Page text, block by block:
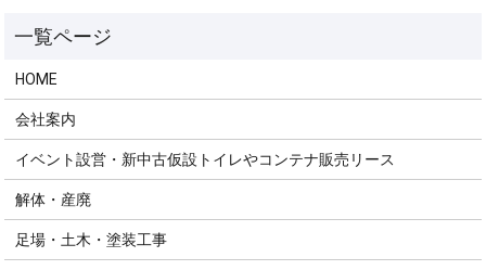
HOME
会社案内
イベント設営・新中古仮設トイレやコンテナ販売リース
解体・産廃
足場・土木・塗装工事